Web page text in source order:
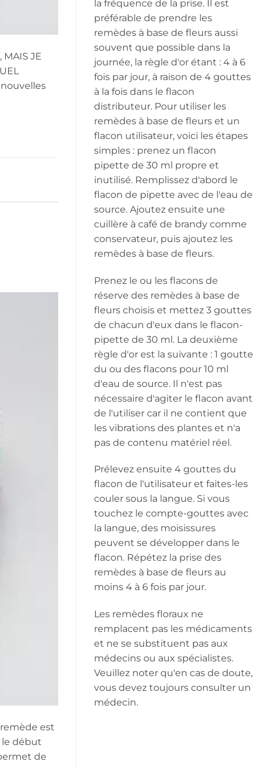
MAIS JE
est
le début
de
la fréquence de la prise. Il est
préférable de prendre les
remèdes à base de fleurs aussi
souvent que possible dans la
journée, la règle d'or étant : 4 à 6
fois par jour, à raison de 4 gouttes
à la fois dans le flacon
distributeur. Pour utiliser les
remèdes à base de fleurs et un
flacon utilisateur, voici les étapes
simples : prenez un flacon
pipette de 30 ml propre et
inutilisé. Remplissez d'abord le
flacon de pipette avec de l'eau de
source. Ajoutez ensuite une
cuillère à café de brandy comme
conservateur, puis ajoutez les
remèdes à base de fleurs.
Prenez le ou les flacons de
réserve des remèdes à base de
fleurs choisis et mettez 3 gouttes
de chacun d'eux dans le flacon-
pipette de 30 ml. La deuxième
règle d'or est la suivante : 1 goutte
du ou des flacons pour 10 ml
d'eau de source. Il n'est pas
nécessaire d'agiter le flacon avant
de l'utiliser car il ne contient que
les vibrations des plantes et n'a
pas de contenu matériel réel.
Prélevez ensuite 4 gouttes du
flacon de l'utilisateur et faites-les
couler sous la langue. Si vous
touchez le compte-gouttes avec
la langue, des moisissures
peuvent se développer dans le
flacon. Répétez la prise des
remèdes à base de fleurs au
moins 4 à 6 fois par jour.
Les remèdes floraux ne
remplacent pas les médicaments
et ne se substituent pas aux
médecins ou aux spécialistes.
Veuillez noter qu'en cas de doute,
vous devez toujours consulter un
médecin.